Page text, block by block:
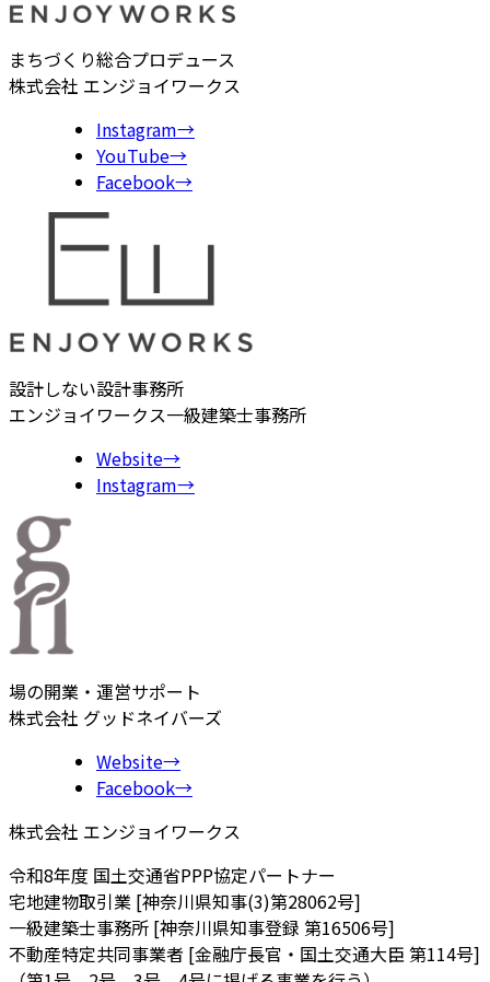
まちづくり総合プロデュース
株式会社 エンジョイワークス
Instagram→
YouTube→
Facebook→
設計しない設計事務所
エンジョイワークス一級建築士事務所
Website→
Instagram→
場の開業・運営サポート
株式会社 グッドネイバーズ
Website→
Facebook→
株式会社 エンジョイワークス
令和8年度 国土交通省PPP協定パートナー
宅地建物取引業 [神奈川県知事(3)第28062号]
一級建築士事務所 [神奈川県知事登録 第16506号]
不動産特定共同事業者 [金融庁長官・国土交通大臣 第114号]